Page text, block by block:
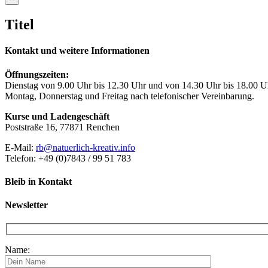
product
view
Titel
Kontakt und weitere Informationen
Öffnungszeiten:
Dienstag von 9.00 Uhr bis 12.30 Uhr und von 14.30 Uhr bis 18.00
Montag, Donnerstag und Freitag nach telefonischer Vereinbarung.
Kurse und Ladengeschäft
Poststraße 16, 77871 Renchen
E-Mail: rb@natuerlich-kreativ.info
Telefon: +49 (0)7843 / 99 51 783
Bleib in Kontakt
Newsletter
Name: